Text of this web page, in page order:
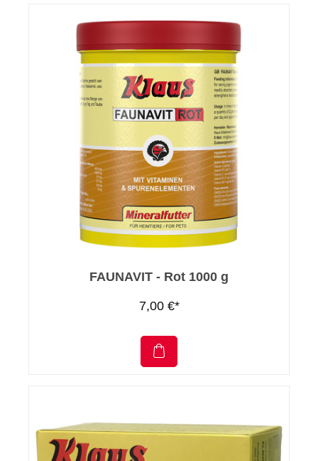
FAUNAVIT - Rot 1000 g
7,00 €*